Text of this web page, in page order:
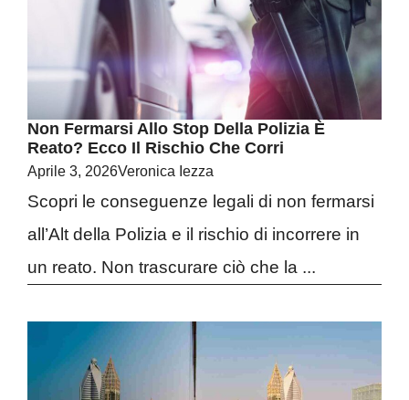
Non Fermarsi Allo Stop Della Polizia È
Reato? Ecco Il Rischio Che Corri
Aprile 3, 2026Veronica Iezza
Scopri le conseguenze legali di non fermarsi
all’Alt della Polizia e il rischio di incorrere in
un reato. Non trascurare ciò che la ...